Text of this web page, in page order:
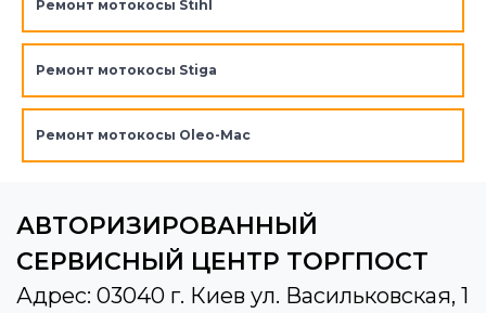
Ремонт мотокосы Stihl
Ремонт мотокосы Stiga
Ремонт мотокосы Oleo-Mac
АВТОРИЗИРОВАННЫЙ
СЕРВИСНЫЙ ЦЕНТР ТОРГПОСТ
Адрес: 03040 г. Киев ул. Васильковская, 1